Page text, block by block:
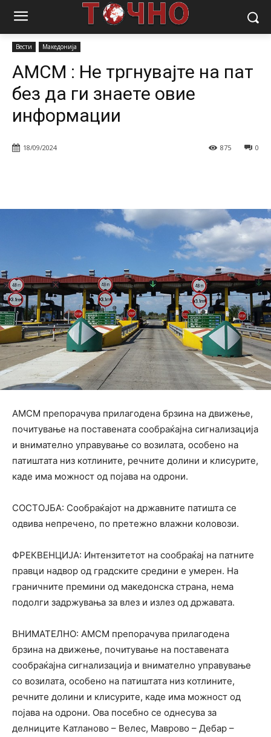
Почетна
АМСМ : Не тргнувајте на пат без да ги знаете овие
Вести Македонија
АМСМ : Не тргнувајте на пат
без да ги знаете овие
информации
18/09/2024 0
875
АМСМ препорачува прилагодена брзина на движење,
почитување на поставената сообраќајна сигнализација
и внимателно управување со возилата, особено на
патиштата низ котлините, речните долини и клисурите,
каде има можност од појава на одрони.
СОСТОЈБА: Сообраќајот на државните патишта се
одвива непречено, по претежно влажни коловози.
ФРЕКВЕНЦИЈА: Интензитетот на сообраќај на патните
правци надвор од градските средини е умерен. На
граничните премини од македонска страна, нема
подолги задржувања за влез и излез од државата.
ВНИМАТЕЛНО: АМСМ препорачува прилагодена
брзина на движење, почитување на поставената
сообраќајна сигнализација и внимателно управување
со возилата, особено на патиштата низ котлините,
речните долини и клисурите, каде има можност од
појава на одрони. Ова посебно се однесува за
делниците Катланово – Велес, Маврово – Дебар –